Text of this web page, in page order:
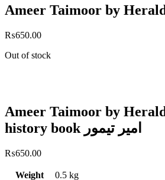
Ameer Taimoor by
₨650.00
Out of stock
Ameer Taimoor by
history book امیر تیمور
₨650.00
Weight
0.5 kg